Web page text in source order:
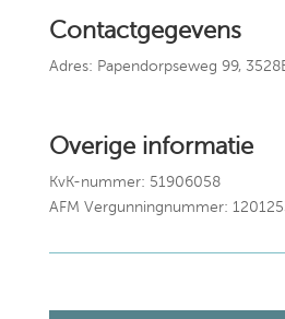
Contactgegevens
Adres: Papendorpseweg 99,
Overige informatie
KvK-nummer: 51906058
AFM Vergunningnummer: